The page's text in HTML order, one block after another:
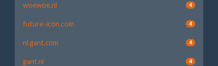
woewoe.nl 4
future-icon.com 4
nl.gant.com 4
gant.nl 4